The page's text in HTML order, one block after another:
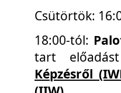
Csütörtök:
18:00-tól:
tart
Képzésről